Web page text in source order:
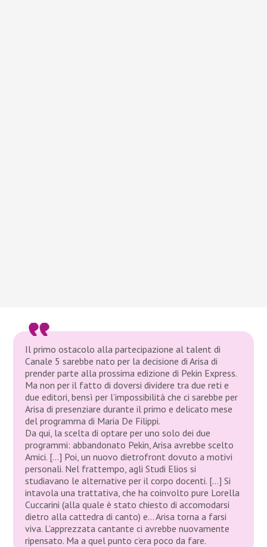
Il primo ostacolo alla partecipazione al talent di
Canale 5 sarebbe nato per la decisione di Arisa di
prender parte alla prossima edizione di Pekin Express.
Ma non per il fatto di doversi dividere tra due reti e
due editori, bensì per l’impossibilità che ci sarebbe per
Arisa di presenziare durante il primo e delicato mese
del programma di Maria De Filippi.
Da qui, la scelta di optare per uno solo dei due
programmi: abbandonato Pekin, Arisa avrebbe scelto
Amici. […] Poi, un nuovo dietrofront dovuto a motivi
personali. Nel frattempo, agli Studi Elios si
studiavano le alternative per il corpo docenti. […] Si
intavola una trattativa, che ha coinvolto pure Lorella
Cuccarini (alla quale è stato chiesto di accomodarsi
dietro alla cattedra di canto) e… Arisa torna a farsi
viva. L’apprezzata cantante ci avrebbe nuovamente
ripensato. Ma a quel punto c’era poco da fare.